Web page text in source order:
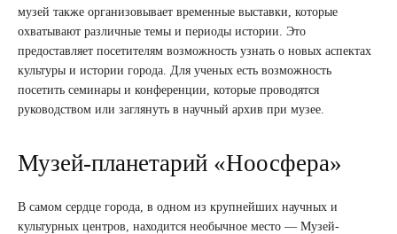
музей также организовывает временные выставки, которые
охватывают различные темы и периоды истории. Это
предоставляет посетителям возможность узнать о новых аспектах
культуры и истории города. Для ученых есть возможность
посетить семинары и конференции, которые проводятся
руководством или заглянуть в научный архив при музее.
Музей-планетарий «Ноосфера»
В самом сердце города, в одном из крупнейших научных и
культурных центров, находится необычное место — Музей-